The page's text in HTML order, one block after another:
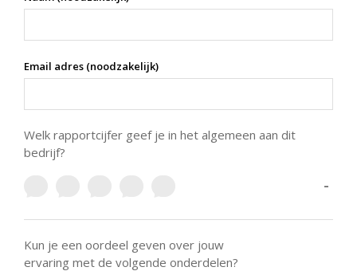
Email adres (noodzakelijk)
Welk rapportcijfer geef je in het algemeen aan dit
bedrijf?
-
Kun je een oordeel geven over jouw
ervaring met de volgende onderdelen?